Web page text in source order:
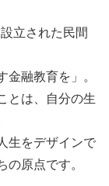
立された民間
融教育を」。
とは、自分の生
生をデザインで
の原点です。